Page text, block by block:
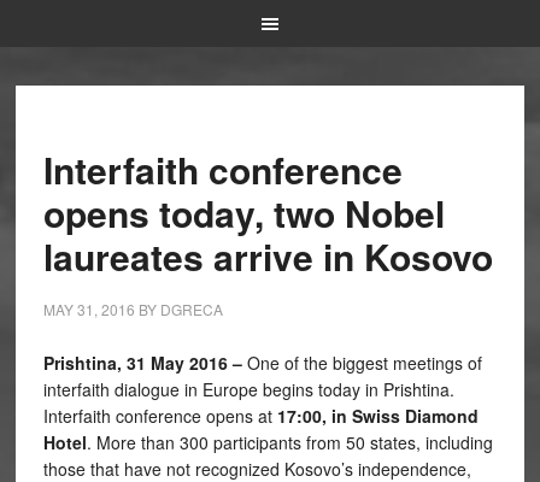
Interfaith conference
opens today, two Nobel
laureates arrive in Kosovo
MAY 31, 2016 BY DGRECA
Prishtina, 31 May 2016 – One of the biggest meetings of
interfaith dialogue in Europe begins today in Prishtina.
Interfaith conference opens at 17:00, in Swiss Diamond
Hotel. More than 300 participants from 50 states, including
those that have not recognized Kosovo’s independence,